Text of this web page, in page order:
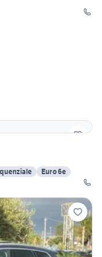
Euro 6e